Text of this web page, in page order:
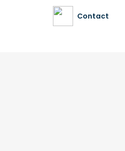
Contact